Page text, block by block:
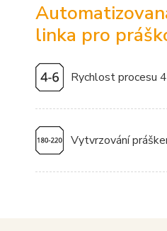
linka pro
Rychlost procesu
Vytvrzování